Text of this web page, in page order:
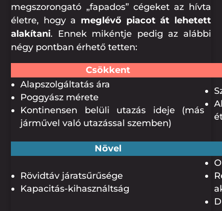
megszorongató „fapados” cégeket az hívta
életre, hogy a meglévő piacot át lehetett
alakítani. Ennek mikéntje pedig az alábbi
négy pontban érhető tetten:
Csökkent
Alapszolgáltatás ára
Poggyász mérete
Kontinensen belüli utazás ideje (más
járművel való utazással szemben)
Növel
Rövidtáv járatsűrűsége
Kapacitás-kihasználtság